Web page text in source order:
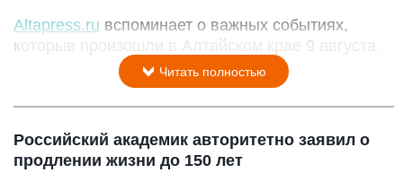
Altapress.ru вспоминает о важных событиях,
которые произошли в Алтайском крае 9 августа.
Читать полностью
Российский академик авторитетно заявил о
продлении жизни до 150 лет